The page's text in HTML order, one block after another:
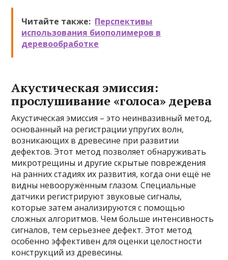
Читайте также: Перспективы
использования биополимеров в
деревообработке
Акустическая эмиссия:
прослушивание «голоса» дерева
Акустическая эмиссия – это неинвазивный метод,
основанный на регистрации упругих волн,
возникающих в древесине при развитии
дефектов. Этот метод позволяет обнаруживать
микротрещины и другие скрытые повреждения
на ранних стадиях их развития, когда они ещё не
видны невооружённым глазом. Специальные
датчики регистрируют звуковые сигналы,
которые затем анализируются с помощью
сложных алгоритмов. Чем больше интенсивность
сигналов, тем серьезнее дефект. Этот метод
особенно эффективен для оценки целостности
конструкций из древесины.